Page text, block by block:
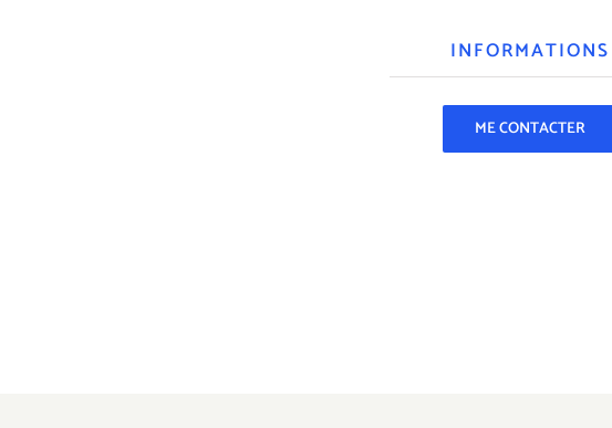
INFORMATIONS
ME CONTACTER